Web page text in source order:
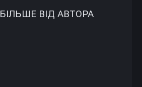
БІЛЬШЕ ВІД АВТОРА